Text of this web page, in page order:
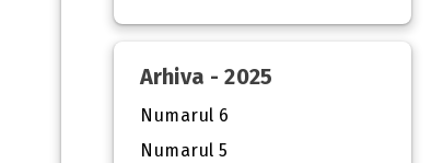
Arhiva - 2025
Numarul 6
Numarul 5